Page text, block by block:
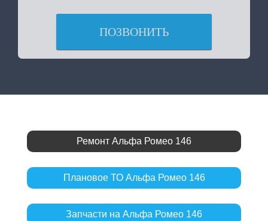
ПОЗВОНИТЬ
Ремонт Альфа Ромео 146
Плановое ТО Альфа Ромео 146
Запчасти на Альфа Ромео 146